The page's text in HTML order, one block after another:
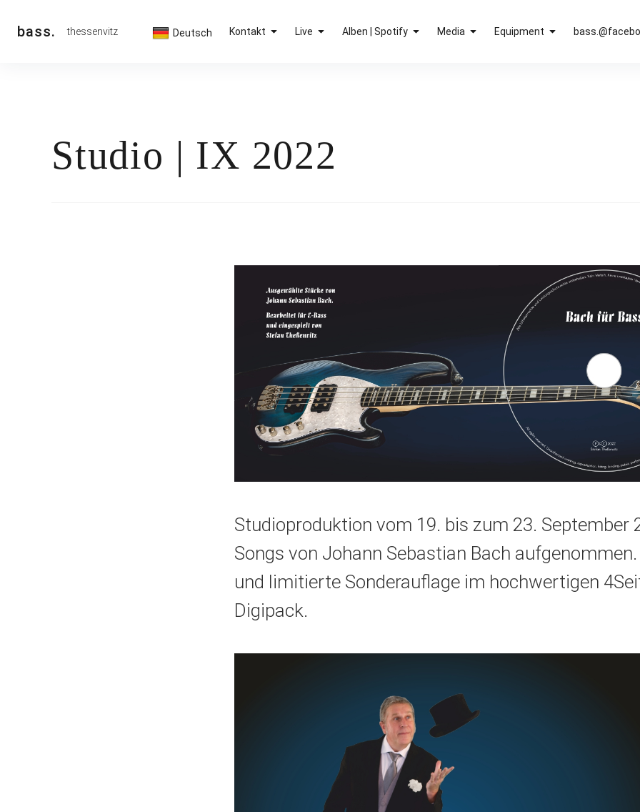
überspringen
bass. thessenvitz Deutsch Kontakt Live Alben | Spotify Media Equipment
Studio | IX 2022
Studioproduktion vom 19. bis zum 23. September
Songs von Johann Sebastian Bach
und limitierte Sonderauflage im hochwertigen
Digipack.